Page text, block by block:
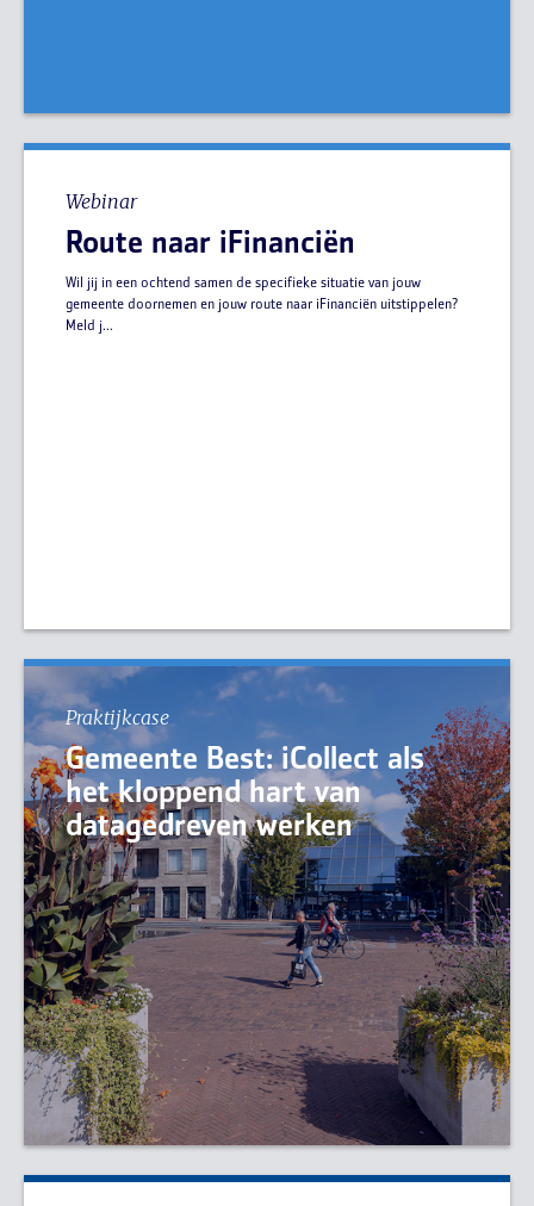
Webinar
Route naar iFinanciën
Wil jij in een ochtend samen de specifieke situatie van jouw
gemeente doornemen en jouw route naar iFinanciën uitstippelen?
Meld j...
Praktijkcase
Gemeente Best: iCollect als
het kloppend hart van
datagedreven werken